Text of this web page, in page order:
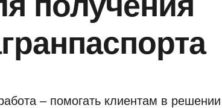
– помогать клиентам в